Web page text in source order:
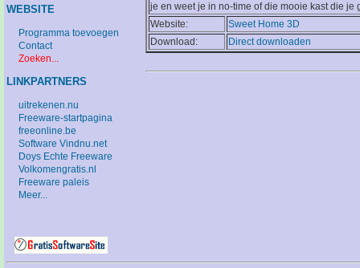
je en weet je in no-time of die mooie kast die je
Website:
Sweet Home 3D
Download:
Direct downloaden
WEBSITE
Programma toevoegen
Contact
Zoeken...
LINKPARTNERS
uitrekenen.nu
Freeware-startpagina
freeonline.be
Software Vindnu.net
Doys Echte Freeware
Volkomengratis.nl
Freeware paleis
Meer...